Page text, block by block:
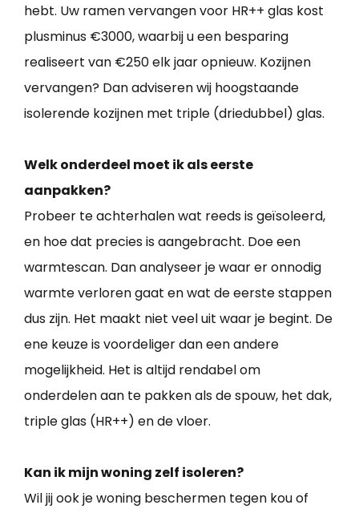
hebt. Uw ramen vervangen voor HR++ glas kost
plusminus €3000, waarbij u een besparing
realiseert van €250 elk jaar opnieuw. Kozijnen
vervangen? Dan adviseren wij hoogstaande
isolerende kozijnen met triple (driedubbel) glas.
Welk onderdeel moet ik als eerste
aanpakken?
Probeer te achterhalen wat reeds is geïsoleerd,
en hoe dat precies is aangebracht. Doe een
warmtescan. Dan analyseer je waar er onnodig
warmte verloren gaat en wat de eerste stappen
dus zijn. Het maakt niet veel uit waar je begint. De
ene keuze is voordeliger dan een andere
mogelijkheid. Het is altijd rendabel om
onderdelen aan te pakken als de spouw, het dak,
triple glas (HR++) en de vloer.
Kan ik mijn woning zelf isoleren?
Wil jij ook je woning beschermen tegen kou of